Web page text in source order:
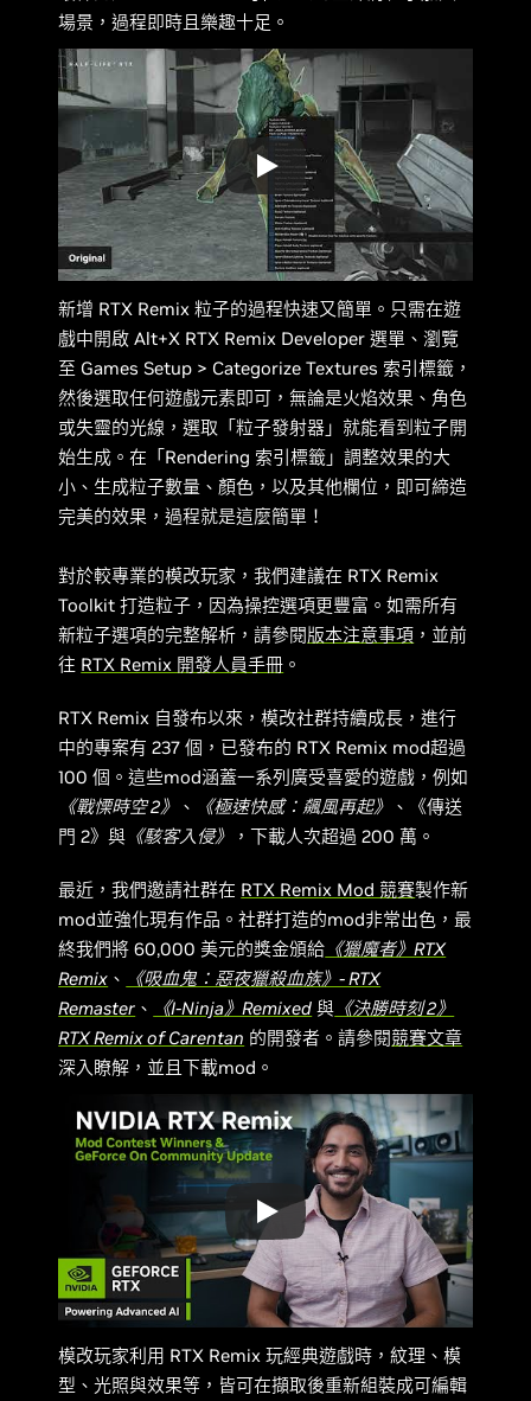
場景，過程即時且樂趣十足。
新增 RTX Remix 粒子的過程快速又簡單。只需在遊
戲中開啟 Alt+X RTX Remix Developer 選單、瀏覽
至 Games Setup > Categorize Textures 索引標籤，
然後選取任何遊戲元素即可，無論是火焰效果、角色
或失靈的光線，選取「粒子發射器」就能看到粒子開
始生成。在「Rendering 索引標籤」調整效果的大
小、生成粒子數量、顏色，以及其他欄位，即可締造
完美的效果，過程就是這麼簡單！
對於較專業的模改玩家，我們建議在 RTX Remix
Toolkit 打造粒子，因為操控選項更豐富。如需所有
新粒子選項的完整解析，請參閱版本注意事項 ，並前
往 RTX Remix 開發人員手冊 。
RTX Remix 自發布以來，模改社群持續成長，進行
中的專案有 237 個，已發布的 RTX Remix mod超過
100 個。這些mod涵蓋一系列廣受喜愛的遊戲，例如
《戰慄時空 2》 、 《極速快感：飆風再起》 、《傳送
門 2》與 《駭客入侵》 ，下載人次超過 200 萬。
最近，我們邀請社群在 RTX Remix Mod 競賽製作新
mod並強化現有作品。社群打造的mod非常出色，最
終我們將 60,000 美元的獎金頒給 《獵魔者》RTX
Remix 、
《吸血鬼：惡夜獵殺血族》- RTX
Remaster 、 《I-Ninja》Remixed 與 《決勝時刻 2》
RTX Remix of Carentan 的開發者。請參閱競賽文章
深入瞭解，並且下載mod。
模改玩家利用 RTX Remix 玩經典遊戲時，紋理、模
型、光照與效果等，皆可在擷取後重新組裝成可編輯